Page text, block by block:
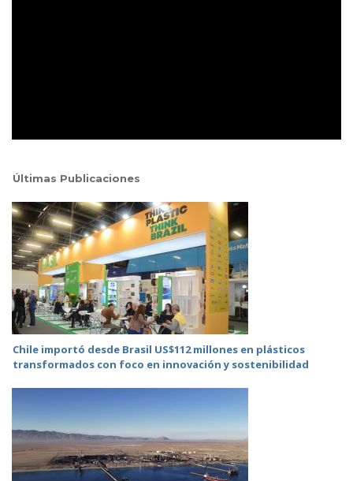
Últimas Publicaciones
Chile importó desde Brasil US$112 millones en plásticos
transformados con foco en innovación y sostenibilidad